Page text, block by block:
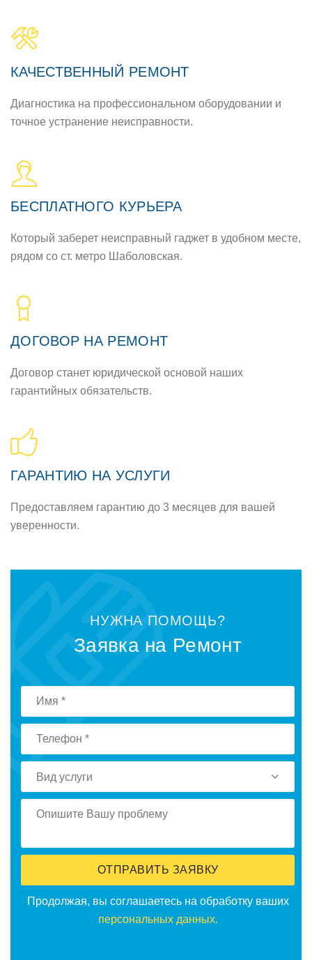
КАЧЕСТВЕННЫЙ РЕМОНТ
Диагностика на профессиональном оборудовании и
точное устранение неисправности.
БЕСПЛАТНОГО КУРЬЕРА
Который заберет неисправный гаджет в удобном месте,
рядом со ст. метро Шаболовская.
ДОГОВОР НА РЕМОНТ
Договор станет юридической основой наших
гарантийных обязательств.
ГАРАНТИЮ НА УСЛУГИ
Предоставляем гарантию до 3 месяцев для вашей
уверенности.
НУЖНА ПОМОЩЬ?
Заявка на Ремонт
Вид услуги
ОТПРАВИТЬ ЗАЯВКУ
Продолжая, вы соглашаетесь на обработку ваших
персональных данных.